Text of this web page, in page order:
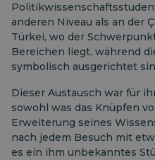
anderen Niveau als an der
Türkei, wo der
Bereichen liegt, während
symbolisch ausgerichtet
Dieser Austausch war für
sowohl was das Knüpfen
Erweiterung seines
nach jedem Besuch mit
es ein ihm unbekanntes